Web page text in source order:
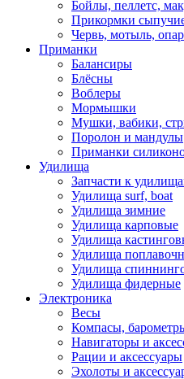
Бойлы, пеллетс,
Прикормки
Червь, мотыль,
Приманки
Балансиры
Блёсны
Воблеры
Мормышки
Мушки, вабики,
Поролон и мандулы
Приманки
Удилища
Запчасти к
Удилища surf, boat
Удилища зимние
Удилища карповые
Удилища
Удилища
Удилища
Удилища фидерные
Электроника
Весы
Компасы,
Навигаторы и
Рации и аксессуары
Эхолоты и